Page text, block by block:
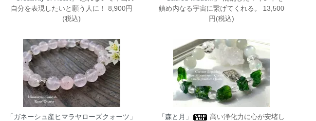
自分を表現したいと願う人に！ 8,900円
(税込)
鎮め内なる宇宙に繋げてくれる。 13,500
円(税込)
「ガネーシュ産ヒマラヤローズクォーツ」
「森と月」
高い浄化力に心が安堵し